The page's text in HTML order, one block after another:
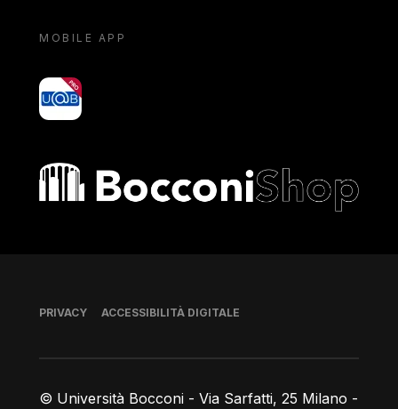
MOBILE APP
yoU@B
Bocconi shop
© Università Bocconi - Via Sarfatti, 25 Milano -
Piè di pagina
PRIVACY ACCESSIBILITÀ DIGITALE